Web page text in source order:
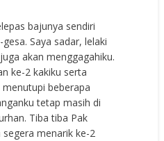
bajunya sendiri
Saya sadar, lelaki
akan menggagahiku.
ke-2 kakiku serta
beberapa
tetap masih di
Tiba tiba Pak
menarik ke-2